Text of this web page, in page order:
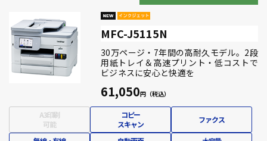
MFC-J5115N
30万ページ・7年間の高耐久モデル。2段
用紙トレイ＆高速プリント・低コストで
ビジネスに安心と快適を
61,050
A3印刷
可能
コピー
スキャン
ファクス